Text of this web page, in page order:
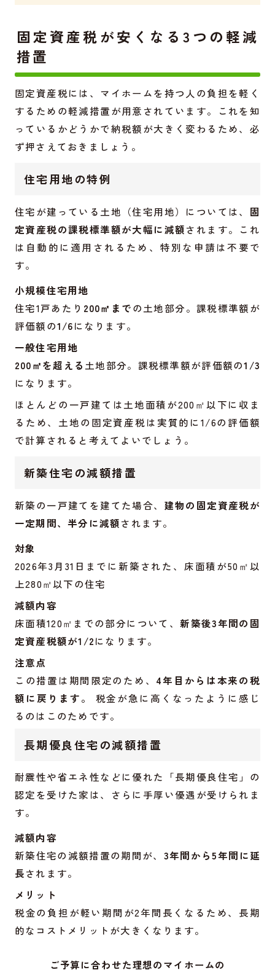
固定資産税が安くなる3つの軽減
措置
固定資産税には、マイホームを持つ人の負担を軽く
するための軽減措置が用意されています。これを知
っているかどうかで納税額が大きく変わるため、必
ず押さえておきましょう。
住宅用地の特例
住宅が建っている土地（住宅用地）については、 固
定資産税の課税標準額が大幅に減額されます。これ
は自動的に適用されるため、特別な申請は不要で
す。
小規模住宅用地
住宅1戸あたり 200㎡までの土地部分。課税標準額が
評価額の1/6になります。
一般住宅用地
200㎡を超える 土地部分。課税標準額が評価額の1/3
になります。
ほとんどの一戸建ては土地面積が200㎡以下に収ま
るため、土地の固定資産税は実質的に1/6の評価額
で計算されると考えてよいでしょう。
新築住宅の減額措置
新築の一戸建てを建てた場合、 建物の固定資産税が
一定期間、半分に減額されます。
対象
2026年3月31日までに新築された、床面積が50㎡以
上280㎡以下の住宅
減額内容
床面積120㎡までの部分について、新築後3年間の固
定資産税額が1/2になります。
注意点
この措置は期間限定のため、 4年目からは本来の税
額に戻ります。
税金が急に高くなったように感じ
るのはこのためです。
長期優良住宅の減額措置
耐震性や省エネ性などに優れた「長期優良住宅」の
認定を受けた家は、さらに手厚い優遇が受けられま
す。
減額内容
新築住宅の減額措置の期間が、 3年間から5年間に延
長されます。
メリット
税金の負担が軽い期間が2年間長くなるため、長期
的なコストメリットが大きくなります。
ご予算に合わせた理想のマイホームの